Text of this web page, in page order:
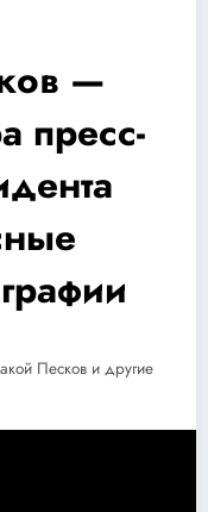
—
пресс-